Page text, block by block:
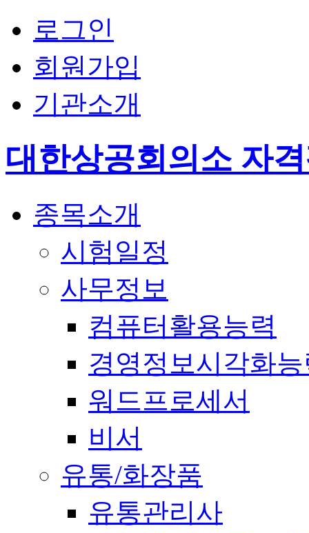
로그인
회원가입
기관소개
대한상공회의소 자
종목소개
시험일정
사무정보
컴퓨터활용능력
경영정보시각화
워드프로세서
비서
유통/화장품
유통관리사